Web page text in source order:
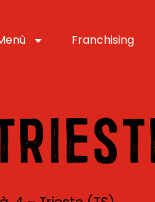
Franchising